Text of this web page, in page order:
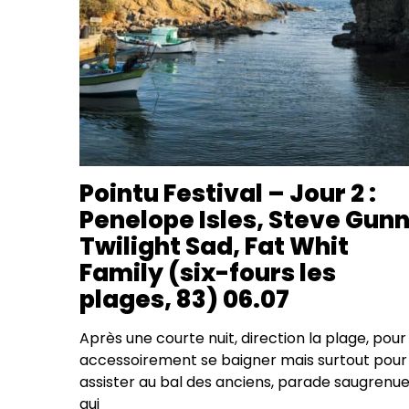
Pointu Festival – Jour 2 :
Penelope Isles, Steve
Twilight Sad, Fat Whit
Family (six-fours les
plages, 83) 06.07
Après une courte nuit, direction la plage, pour
accessoirement se baigner mais surtout pour
assister au bal des anciens, parade saugrenue
qui